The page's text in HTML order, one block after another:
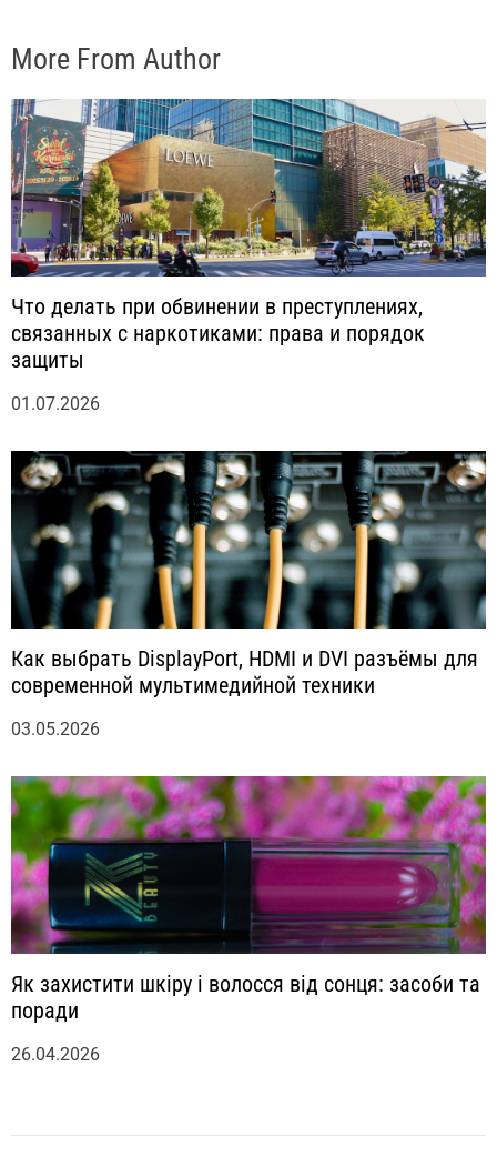
More From Author
Что делать при обвинении в преступлениях,
связанных с наркотиками: права и порядок
защиты
01.07.2026
Как выбрать DisplayPort, HDMI и DVI разъёмы для
современной мультимедийной техники
03.05.2026
Як захистити шкіру і волосся від сонця: засоби та
поради
26.04.2026